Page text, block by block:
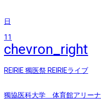
日
11
chevron_right
REIRIE 獨医祭 REIRIEライブ
獨協医科大学 体育館アリーナ